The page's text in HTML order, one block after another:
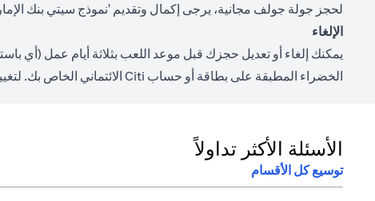
لحجز جولة جولف مجانية، يرجى إكمال وتقديم 'نموذج سيتي بنك
الإلغاء
يمكنك إلغاء أو تعديل حجزك قبل موعد اللعب بثلاثة أيام عمل (أي
الخضراء المطبقة على بطاقة أو حساب Citi الائتماني الخاص بك. لتغيير أو إلغاء الحجز، يرجى إرسال التفاصيل عبر البريد الإلكتروني على
الأسئلة الأكثر تداولاً
توسيع كل الأقسام